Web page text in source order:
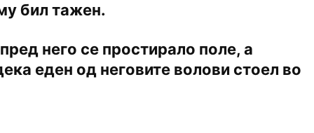
бил тажен.
него се простирало поле, а
еден од неговите волови стоел во